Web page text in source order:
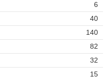
6
40
140
82
32
15